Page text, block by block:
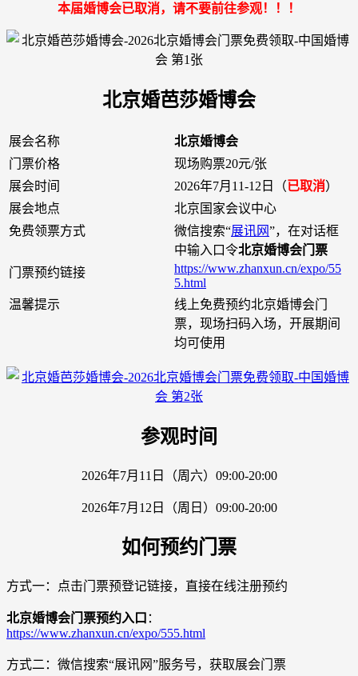
本届婚博会已取消，请不要前往参观！！！
北京婚芭莎婚博会
展会名称
北京婚博会
门票价格
现场购票20元/张
展会时间
2026年7月11-12日（已取消）
展会地点
北京国家会议中心
免费领票方式
微信搜索“展讯网”，在对话框
中输入口令北京婚博会门票
门票预约链接
https://www.zhanxun.cn/expo/55
5.html
温馨提示
线上免费预约北京婚博会门
票，现场扫码入场，开展期间
均可使用
参观时间
2026年7月11日（周六）09:00-20:00
2026年7月12日（周日）09:00-20:00
如何预约门票
方式一：点击门票预登记链接，直接在线注册预约
北京婚博会门票预约入口 ：
https://www.zhanxun.cn/expo/555.html
方式二：微信搜索“展讯网”服务号，获取展会门票